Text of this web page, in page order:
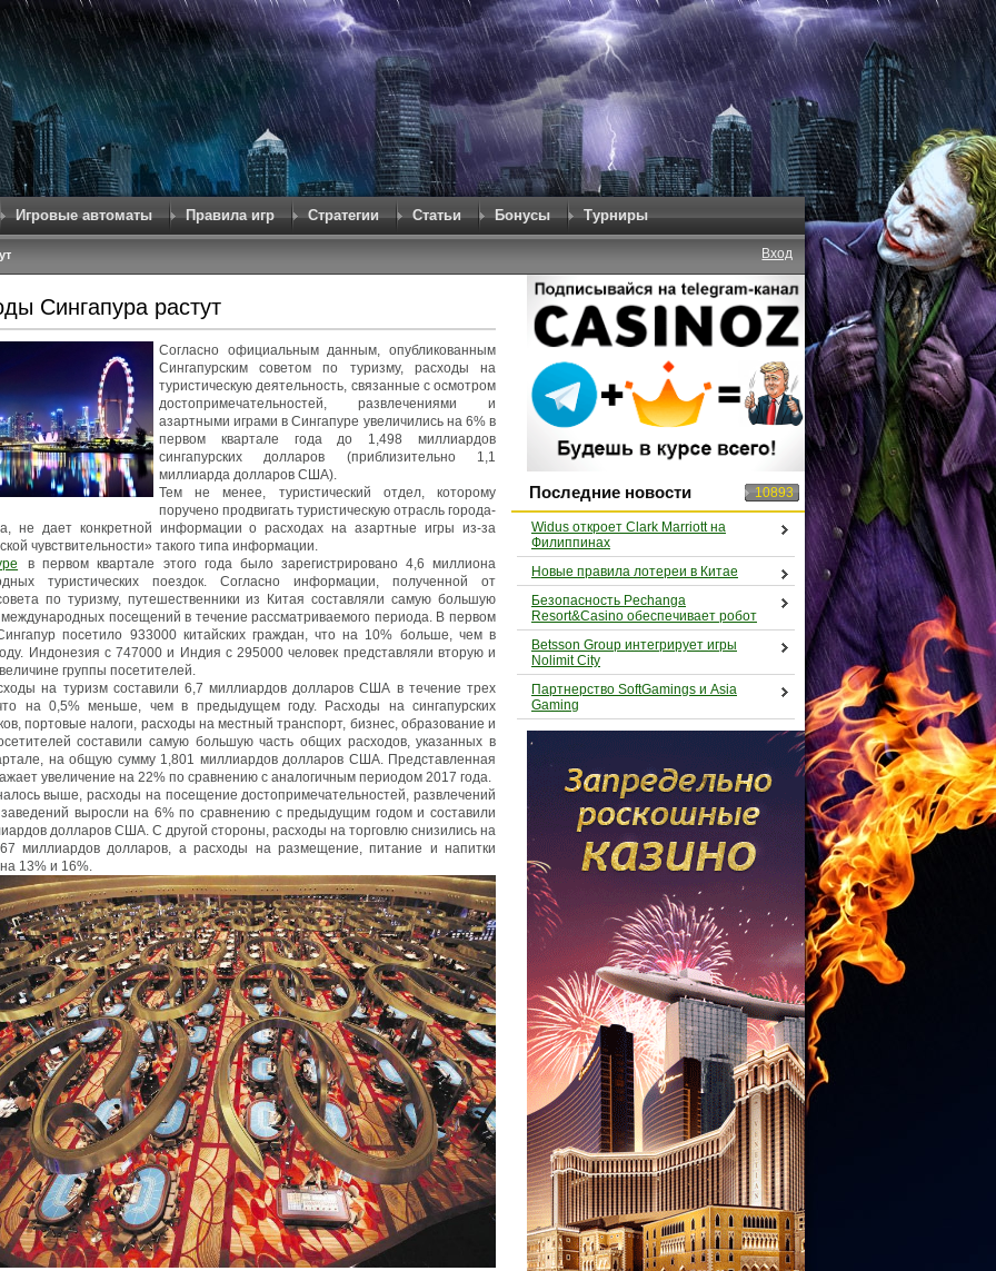
Игровые автоматы Правила игр Стратегии Статьи Бонусы Турниры
Вход
Сингапура растут
Согласно официальным данным, опубликованным
Сингапурским советом по туризму, расходы на
туристическую деятельность, связанные с осмотром
достопримечательностей, развлечениями и
азартными играми в Сингапуре увеличились на 6% в
первом квартале года до 1,498 миллиардов
сингапурских долларов (приблизительно 1,1
миллиарда долларов США).
Тем не менее, туристический отдел, которому
поручено продвигать туристическую отрасль города-
не дает конкретной информации о расходах на азартные игры из-за
чувствительности» такого типа информации.
в первом квартале этого года было зарегистрировано 4,6 миллиона
туристических поездок. Согласно информации, полученной от
по туризму, путешественники из Китая составляли самую большую
международных посещений в течение рассматриваемого периода. В первом
посетило 933000 китайских граждан, что на 10% больше, чем в
Индонезия с 747000 и Индия с 295000 человек представляли вторую и
группы посетителей.
на туризм составили 6,7 миллиардов долларов США в течение трех
на 0,5% меньше, чем в предыдущем году. Расходы на сингапурских
портовые налоги, расходы на местный транспорт, бизнес, образование и
составили самую большую часть общих расходов, указанных в
на общую сумму 1,801 миллиардов долларов США. Представленная
увеличение на 22% по сравнению с аналогичным периодом 2017 года.
выше, расходы на посещение достопримечательностей, развлечений
выросли на 6% по сравнению с предыдущим годом и составили
долларов США. С другой стороны, расходы на торговлю снизились на
миллиардов долларов, а расходы на размещение, питание и напитки
13% и 16%.
Последние новости 10893
Widus откроет Clark Marriott на
Филиппинах
Новые правила лотереи в Китае
Безопасность Pechanga
Resort&Casino обеспечивает робот
Betsson Group интегрирует игры
Nolimit City
Партнерство SoftGamings и Asia
Gaming